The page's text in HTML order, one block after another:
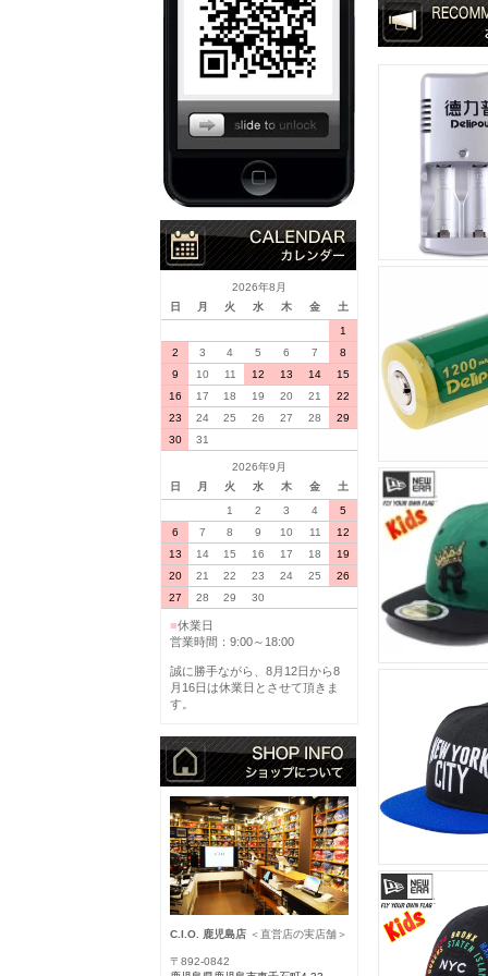
2026年8月
日
月 火 水 木 金
土
1
2
3 4 5 6 7
8
9
10 11 12 13 14
15
16
17 18 19 20 21
22
23
24 25 26 27 28
29
30
31
2026年9月
日
月 火 水 木 金
土
1
2 3 4
5
6
7 8 9 10 11
12
13
14 15 16 17 18
19
20
21 22 23 24 25
26
27
28 29 30
■休業日
営業時間：9:00～18:00
誠に勝手ながら、8月12日から8
月16日は休業日とさせて頂きま
す。
C.I.O. 鹿児島店 ＜直営店の実店舗＞
〒892-0842